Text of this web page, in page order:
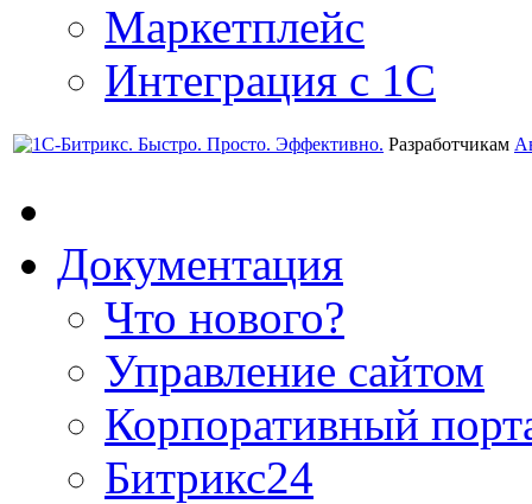
Маркетплейс
Интеграция с 1С
Разработчикам
Документация
Что нового?
Управление сайтом
Корпоративный
Битрикс24